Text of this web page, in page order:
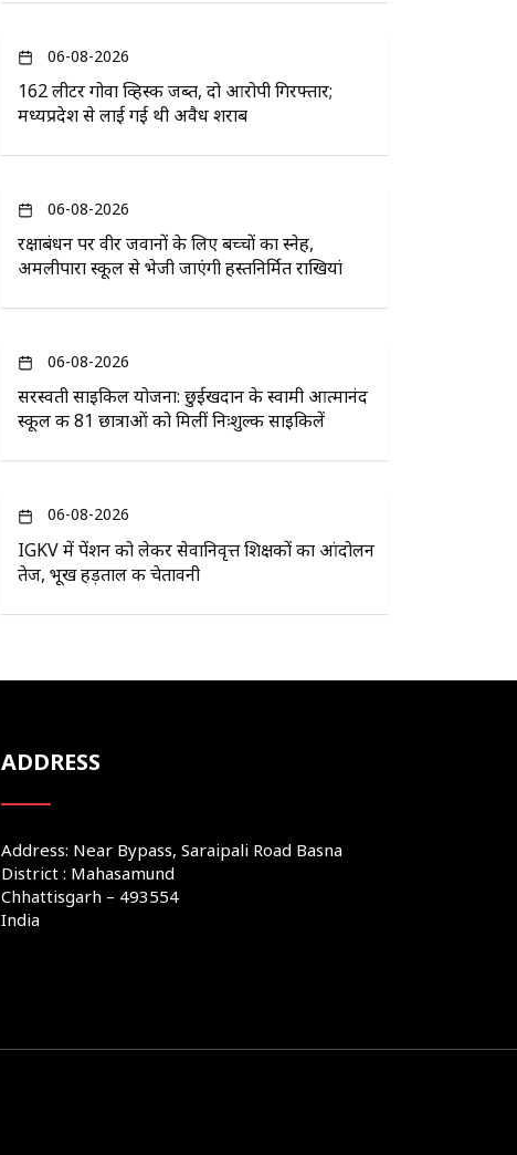
06-08-2026
162 लीटर गोवा व्हिस्की जब्त, दो आरोपी गिरफ्तार;
मध्यप्रदेश से लाई गई थी अवैध शराब
06-08-2026
रक्षाबंधन पर वीर जवानों के लिए बच्चों का स्नेह,
अमलीपारा स्कूल से भेजी जाएंगी हस्तनिर्मित राखियां
06-08-2026
सरस्वती साइकिल योजना: छुईखदान के स्वामी आत्मानंद
स्कूल की 81 छात्राओं को मिलीं निःशुल्क साइकिलें
06-08-2026
IGKV में पेंशन को लेकर सेवानिवृत्त शिक्षकों का आंदोलन
तेज, भूख हड़ताल की चेतावनी
ADDRESS
Address: Near Bypass, Saraipali Road Basna
District : Mahasamund
Chhattisgarh – 493554
India